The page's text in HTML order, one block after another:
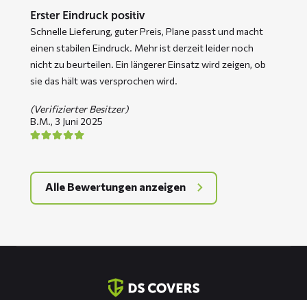
Erster Eindruck positiv
Schnelle Lieferung, guter Preis, Plane passt und macht
einen stabilen Eindruck. Mehr ist derzeit leider noch
nicht zu beurteilen. Ein längerer Einsatz wird zeigen, ob
sie das hält was versprochen wird.
(Verifizierter Besitzer)
B.M., 3 Juni 2025
Alle Bewertungen anzeigen